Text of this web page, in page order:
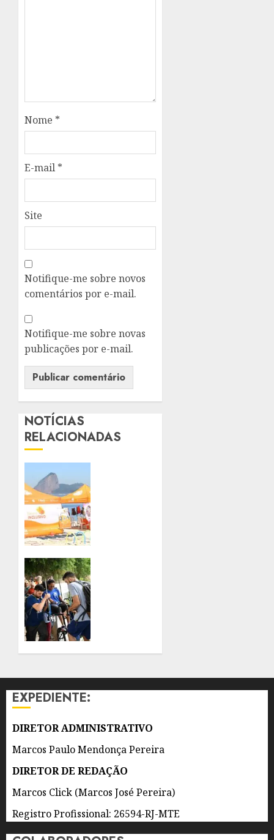
Nome *
E-mail *
Site
Notifique-me sobre novos
comentários por e-mail.
Notifique-me sobre novas
publicações por e-mail.
NOTÍCIAS
RELACIONADAS
AGOSTO
8 DE
AGOSTO
DE 2026
0
EXPEDIENTE:
DIRETOR ADMINISTRATIVO
Marcos Paulo Mendonça Pereira
DIRETOR DE REDAÇÃO
Marcos Click (Marcos José Pereira)
Registro Profissional: 26594-RJ-MTE